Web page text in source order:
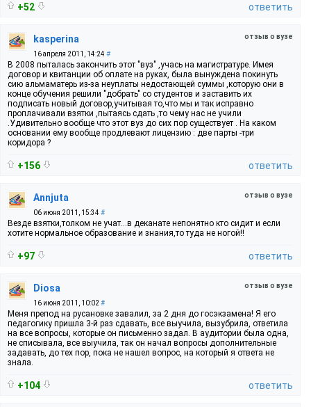
+52 ответить
отзыв о вузе
kasperina
16 апреля 2011, 14:24 #
В 2008 пыталась закончить этот "вуз" ,учась на магистратуре. Имея
договор и квитанции об оплате на руках, была вынуждена покинуть
сию альмаматерь из-за неуплаты недостающей суммы ,которую они в
конце обучения решили "добрать" со студентов и заставить их
подписать новый договор,учитывая то,что мы и так исправно
проплачивали взятки ,пытаясь сдать ,то чему нас не учили
.Удивительно вообще что этот вуз до сих пор существует . На каком
основании ему вообще продлевают лицензию : две парты -три
коридора ?
+156 ответить
отзыв о вузе
Annjuta
06 июня 2011, 15:34 #
Везде взятки,толком не учат...в деканате непонятно кто сидит и если
хотите нормальное образование и знания,то туда не ногой!!
+97 ответить
отзыв о вузе
Diosa
16 июня 2011, 10:02 #
Меня препод на русановке завалил, за 2 дня до госэкзамена! Я его
педагогику пришла 3-й раз сдавать, все выучила, вызубрила, ответила
на все вопросы, которые он письменно задал. В аудитории была одна,
не списывала, все выучила, так он начал вопросы дополнительные
задавать, до тех пор, пока не нашел вопрос, на который я ответа не
знала.
+104 ответить